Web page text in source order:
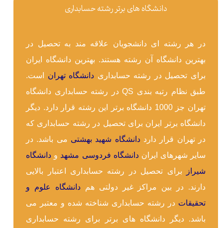
دانشگاه های برتر رشته حسابداری
در هر رشته ای دانشجویان علاقه مند به تحصیل در
بهترین دانشگاه آن رشته هستند. بهترین دانشگاه ایران
برای تحصیل در رشته حسابداری دانشگاه تهران است.
طبق نظام رتبه بندی QS در رشته حسابداری دانشگاه
تهران جز 1000 دانشگاه برتر این رشته قرار دارد. دیگر
دانشگاه برتر ایران برای تحصیل در رشته حسابداری که
در تهران قرار دارددانشگاه شهید بهشتی می باشد. در
سایر شهرهای ایراندانشگاه فردوسی مشهد و دانشگاه
شیراز
برای تحصیل در رشته حسابداری اعتبار بالایی
دارند. در بین مراکز غیر دولتی همدانشگاه علوم و
تحقیقات در رشته حسابداری شناخته شده و معتبر می
باشد. دیگر دانشگاه های برتر برای رشته حسابداری